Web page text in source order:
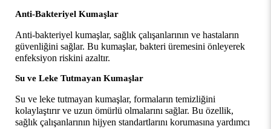
Anti-Bakteriyel Kumaşlar
Anti-bakteriyel kumaşlar, sağlık çalışanlarının ve hastaların
güvenliğini sağlar. Bu kumaşlar, bakteri üremesini önleyerek
enfeksiyon riskini azaltır.
Su ve Leke Tutmayan Kumaşlar
Su ve leke tutmayan kumaşlar, formaların temizliğini
kolaylaştırır ve uzun ömürlü olmalarını sağlar. Bu özellik,
sağlık çalışanlarının hijyen standartlarını korumasına yardımcı